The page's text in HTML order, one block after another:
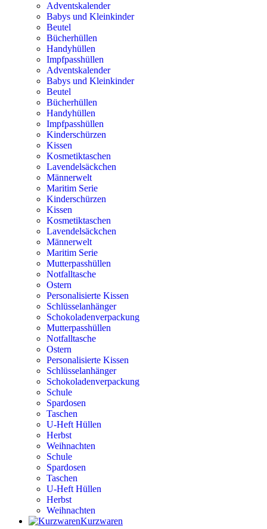
Adventskalender
Babys und Kleinkinder
Beutel
Bücherhüllen
Handyhüllen
Impfpasshüllen
Adventskalender
Babys und Kleinkinder
Beutel
Bücherhüllen
Handyhüllen
Impfpasshüllen
Kinderschürzen
Kissen
Kosmetiktaschen
Lavendelsäckchen
Männerwelt
Maritim Serie
Kinderschürzen
Kissen
Kosmetiktaschen
Lavendelsäckchen
Männerwelt
Maritim Serie
Mutterpasshüllen
Notfalltasche
Ostern
Personalisierte Kissen
Schlüsselanhänger
Schokoladenverpackung
Mutterpasshüllen
Notfalltasche
Ostern
Personalisierte Kissen
Schlüsselanhänger
Schokoladenverpackung
Schule
Spardosen
Taschen
U-Heft Hüllen
Herbst
Weihnachten
Schule
Spardosen
Taschen
U-Heft Hüllen
Herbst
Weihnachten
Kurzwaren